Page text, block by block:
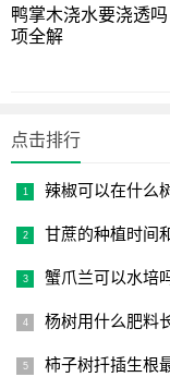
- 水流缓慢渗透，节
- 每小时流量2-4升
（3）喷灌方式：
- 避免花期使用可能
- 水资源浪费相对较
鸭掌木浇水要浇透
项全解
点击排行
辣椒可以在什么
甘蔗的种植时间
蟹爪兰可以水培
杨树用什么肥料
柿子树扦插生根